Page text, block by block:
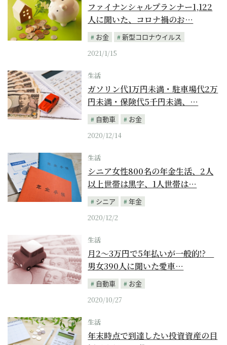
ファイナンシャルプランナー1,122
人に聞いた、コロナ禍のお…
お金
新型コロナウイルス
2021/1/15
生活
ガソリン代1万円未満・駐車場代2万
円未満・保険代5千円未満、…
自動車
お金
2020/12/14
生活
シニア女性800名の年金生活、2人
以上世帯は黒字、1人世帯は…
シニア
年金
2020/12/2
生活
月2～3万円で5年払いが一般的!?
男女390人に聞いた愛車…
自動車
お金
2020/10/27
生活
年末時点で到達したい投資資産の目